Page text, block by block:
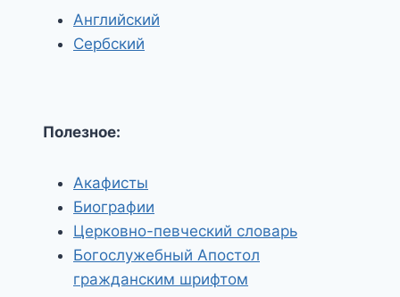
Английский
Сербский
Полезное:
Акафисты
Биографии
Церковно-певческий словарь
Богослужебный Апостол
гражданским шрифтом